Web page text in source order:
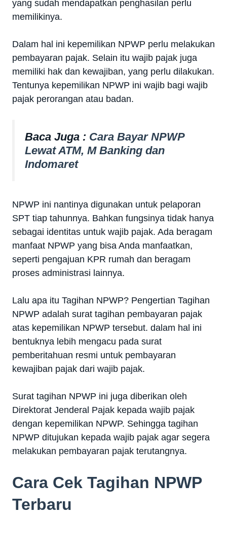
yang sudah mendapatkan penghasilan perlu
memilikinya.
Dalam hal ini kepemilikan NPWP perlu melakukan
pembayaran pajak. Selain itu wajib pajak juga
memiliki hak dan kewajiban, yang perlu dilakukan.
Tentunya kepemilikan NPWP ini wajib bagi wajib
pajak perorangan atau badan.
Baca Juga : Cara Bayar NPWP
Lewat ATM, M Banking dan
Indomaret
NPWP ini nantinya digunakan untuk pelaporan
SPT tiap tahunnya. Bahkan fungsinya tidak hanya
sebagai identitas untuk wajib pajak. Ada beragam
manfaat NPWP yang bisa Anda manfaatkan,
seperti pengajuan KPR rumah dan beragam
proses administrasi lainnya.
Lalu apa itu Tagihan NPWP? Pengertian Tagihan
NPWP adalah surat tagihan pembayaran pajak
atas kepemilikan NPWP tersebut. dalam hal ini
bentuknya lebih mengacu pada surat
pemberitahuan resmi untuk pembayaran
kewajiban pajak dari wajib pajak.
Surat tagihan NPWP ini juga diberikan oleh
Direktorat Jenderal Pajak kepada wajib pajak
dengan kepemilikan NPWP. Sehingga tagihan
NPWP ditujukan kepada wajib pajak agar segera
melakukan pembayaran pajak terutangnya.
Cara Cek Tagihan NPWP
Terbaru